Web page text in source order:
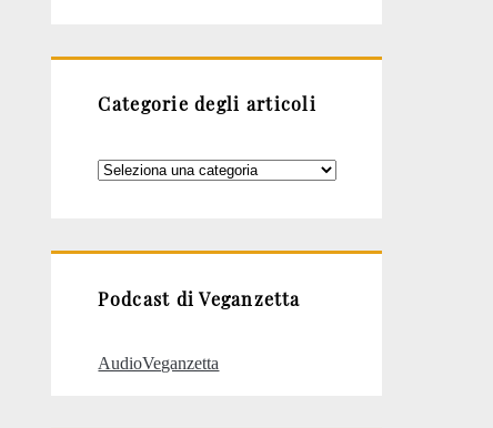
Categorie degli articoli
Categorie
Podcast di Veganzetta
AudioVeganzetta